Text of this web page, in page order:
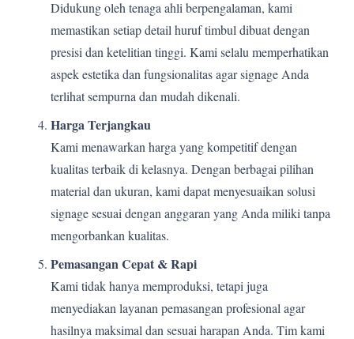
Didukung oleh tenaga ahli berpengalaman, kami
memastikan setiap detail huruf timbul dibuat dengan
presisi dan ketelitian tinggi. Kami selalu memperhatikan
aspek estetika dan fungsionalitas agar signage Anda
terlihat sempurna dan mudah dikenali.
Harga Terjangkau
Kami menawarkan harga yang kompetitif dengan
kualitas terbaik di kelasnya. Dengan berbagai pilihan
material dan ukuran, kami dapat menyesuaikan solusi
signage sesuai dengan anggaran yang Anda miliki tanpa
mengorbankan kualitas.
Pemasangan Cepat & Rapi
Kami tidak hanya memproduksi, tetapi juga
menyediakan layanan pemasangan profesional agar
hasilnya maksimal dan sesuai harapan Anda. Tim kami